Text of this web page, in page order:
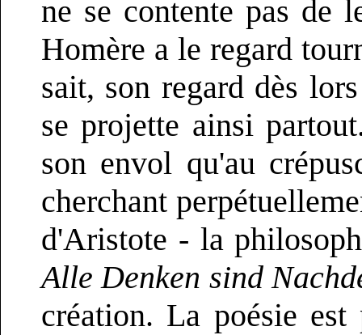
ne se contente pas de
Homère a le regard
sait, son regard dès
se projette ainsi
son envol qu'au
cherchant
d'Aristote - la
Alle Denken sind
création. La poésie